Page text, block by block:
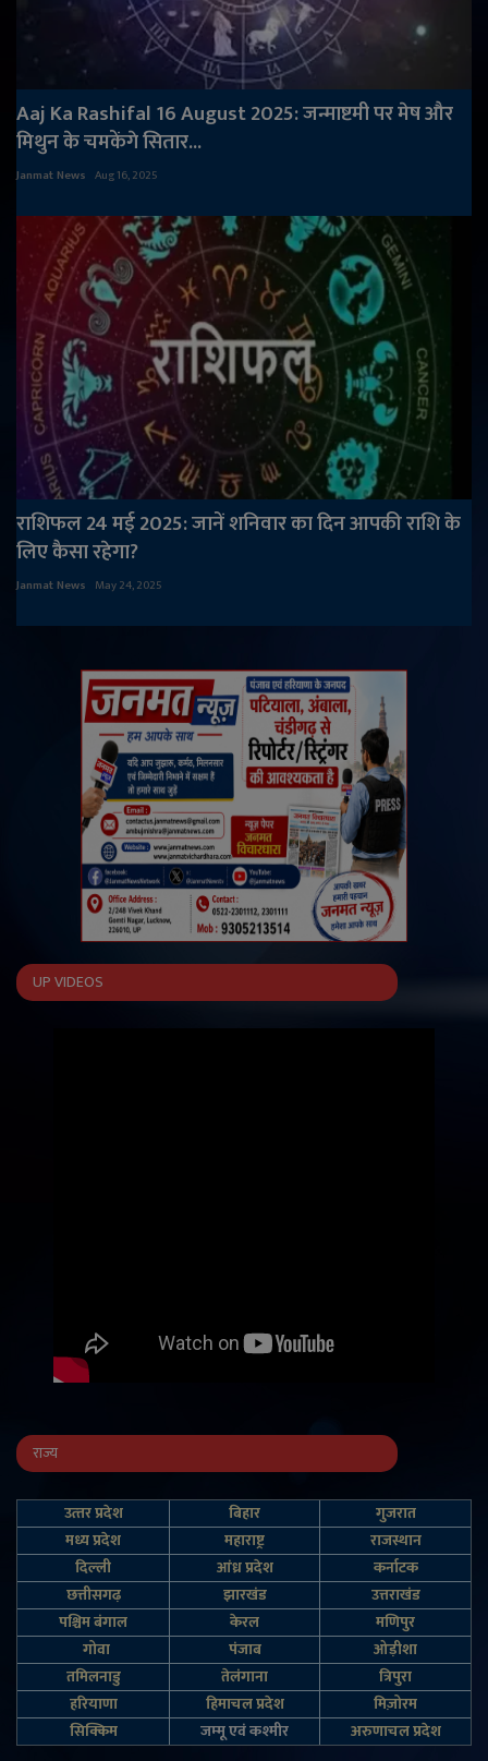
Aaj Ka Rashifal 16 August 2025: जन्माष्टमी पर मेष और
मिथुन के चमकेंगे सितार...
Janmat News Aug 16, 2025
राशिफल 24 मई 2025: जानें शनिवार का दिन आपकी राशि के
लिए कैसा रहेगा?
Janmat News May 24, 2025
UP VIDEOS
राज्य
उत्‍तर प्रदेश बिहार
गुजरात
मध्य प्रदेश
महाराष्ट्र
राजस्थान
दिल्‍ली
आंध्र प्रदेश
कर्नाटक
छत्तीसगढ़
झारखंड
उत्तराखंड
पश्चिम बंगाल
केरल
मणिपुर
गोवा
पंजाब
ओड़ीशा
तमिलनाडु
तेलंगाना
त्रिपुरा
हरियाणा
हिमाचल प्रदेश
मिज़ोरम
सिक्किम
जम्‍मू एवं कश्‍मीर अरुणाचल प्रदेश